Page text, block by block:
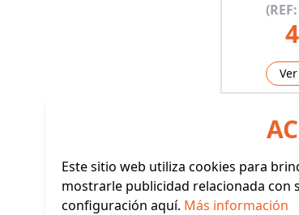
Este sitio web utiliza cookies para
mostrarle publicidad relacionada con
configuración aquí. Más información